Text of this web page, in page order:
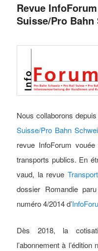
Revue
Suisse/Pro Bahn
Nous collaborons
Suisse/Pro Bahn
revue InfoForum
transports publics. En
vaud, la revue
dossier Romandie
numéro 4/2014 d’
Dès 2018, la
l’abonnement à l’édition